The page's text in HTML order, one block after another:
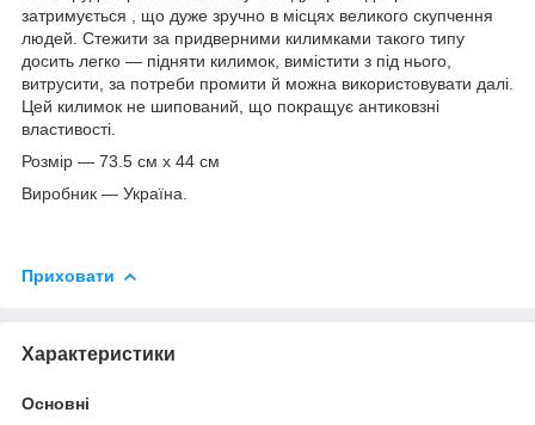
затримується , що дуже зручно в місцях великого скупчення
людей. Стежити за придверними килимками такого типу
досить легко — підняти килимок, вимістити з під нього,
витрусити, за потреби промити й можна використовувати далі.
Цей килимок не шипований, що покращує антиковзні
властивості.
Розмір — 73.5 см х 44 см
Виробник — Україна.
Приховати
Характеристики
Основні